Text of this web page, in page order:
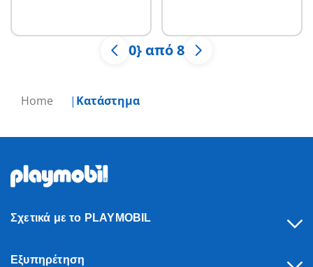
Home Κατάστημα
0} από 8
Σχετικά με το PLAYMOBIL
Εξυπηρέτηση